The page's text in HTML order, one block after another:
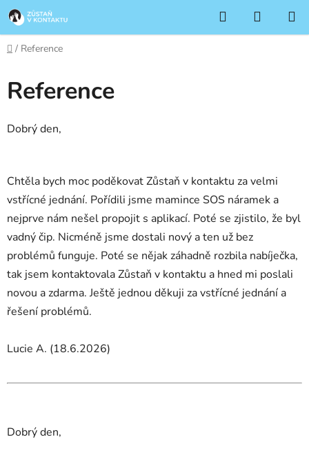
Přejít
na
obsah
Hledat
KOŠÍK
Domů
/ Reference
Reference
Dobrý den,
Chtěla bych moc poděkovat Zůstaň v kontaktu za velmi
vstřícné jednání. Pořídili jsme mamince SOS náramek a
nejprve nám nešel propojit s aplikací. Poté se zjistilo, že byl
vadný čip. Nicméně jsme dostali nový a ten už bez
problémů funguje. Poté se nějak záhadně rozbila nabíječka,
tak jsem kontaktovala Zůstaň v kontaktu a hned mi poslali
novou a zdarma. Ještě jednou děkuji za vstřícné jednání a
řešení problémů.
Lucie A. (18.6.2026)
Dobrý den,